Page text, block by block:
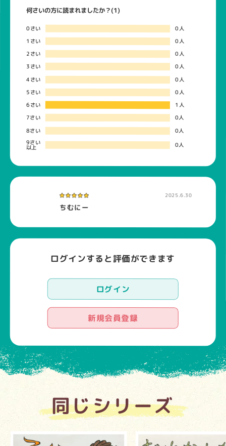
何さいの方に読まれましたか？(1)
0さい 0人
1さい 0人
2さい 0人
3さい 0人
4さい 0人
5さい 0人
6さい 1人
7さい 0人
8さい 0人
9さい
以上 0人
2025.6.30
ちむにー
ログインすると評価ができます
ログイン
新規会員登録
同じシリーズ